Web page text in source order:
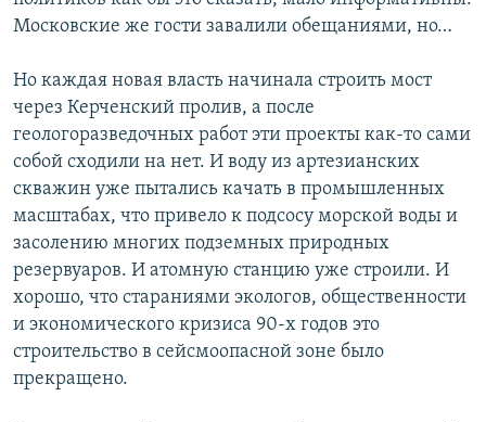
Московские же гости завалили обещаниями, но…
Но каждая новая власть начинала строить мост
через Керченский пролив, а после
геологоразведочных работ эти проекты как-то сами
собой сходили на нет. И воду из артезианских
скважин уже пытались качать в промышленных
масштабах, что привело к подсосу морской воды и
засолению многих подземных природных
резервуаров. И атомную станцию уже строили. И
хорошо, что стараниями экологов, общественности
и экономического кризиса 90-х годов это
строительство в сейсмоопасной зоне было
прекращено.